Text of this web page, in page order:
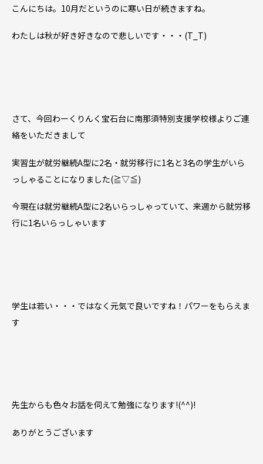
こんにちは。10月だというのに寒い日が続きますね。
わたしは秋が好き好きなので悲しいです・・・(T_T)
さて、今回わーくりんく宝石台に南那須特別支援学校様よりご連
絡をいただきまして
実習生が就労継続A型に2名・就労移行に1名と3名の学生がいら
っしゃることになりました(≧▽≦)
今現在は就労継続A型に2名いらっしゃっていて、来週から就労移
行に1名いらっしゃいます
学生は若い・・・ではなく元気で良いですね！パワーをもらえま
す
先生からも色々お話を伺えて勉強になります!(^^)!
ありがとうございます